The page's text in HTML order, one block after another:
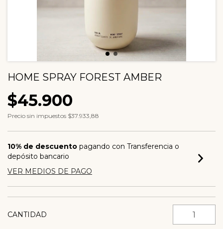
HOME SPRAY FOREST AMBER
$45.900
Precio sin impuestos $37.933,88
10% de descuento pagando con Transferencia o
depósito bancario
VER MEDIOS DE PAGO
CANTIDAD